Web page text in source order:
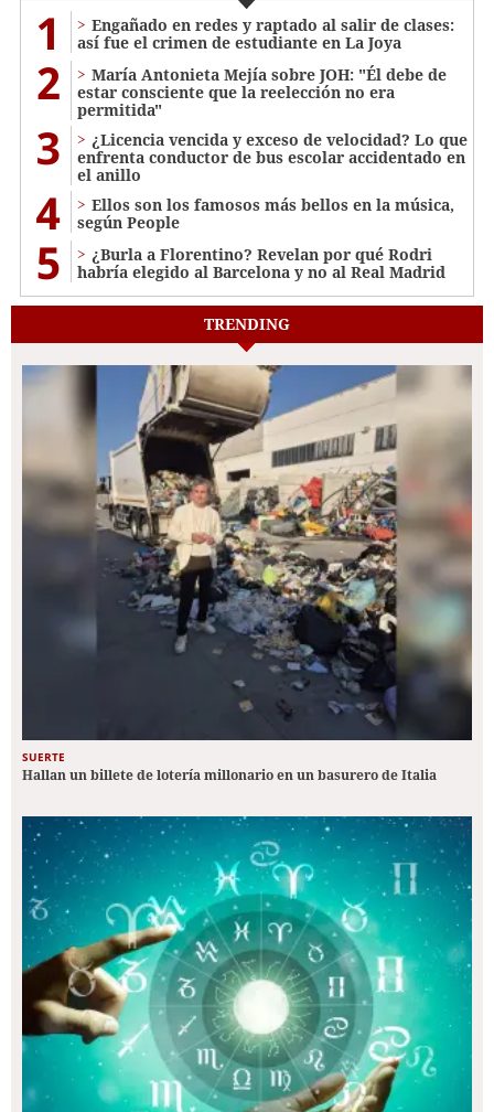
1
Engañado en redes y raptado al salir de clases:
así fue el crimen de estudiante en La Joya
2
María Antonieta Mejía sobre JOH: "Él debe de
estar consciente que la reelección no era
permitida"
3
¿Licencia vencida y exceso de velocidad? Lo que
enfrenta conductor de bus escolar accidentado en
el anillo
4
Ellos son los famosos más bellos en la música,
según People
5
¿Burla a Florentino? Revelan por qué Rodri
habría elegido al Barcelona y no al Real Madrid
TRENDING
SUERTE
Hallan un billete de lotería millonario en un basurero de Italia